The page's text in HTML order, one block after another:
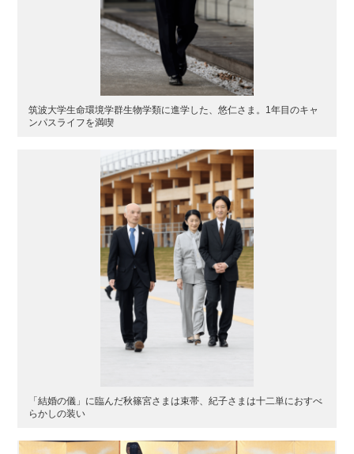
筑波大学生命環境学群生物学類に進学した、悠仁さま。1年目のキャ
ンパスライフを満喫
「結婚の儀」に臨んだ秋篠宮さまは束帯、紀子さまは十二単におすべ
らかしの装い